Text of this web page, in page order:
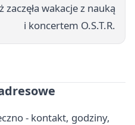
zaczęła wakacje z nauką
i koncertem O.S.T.R.
- kontakt, godziny,